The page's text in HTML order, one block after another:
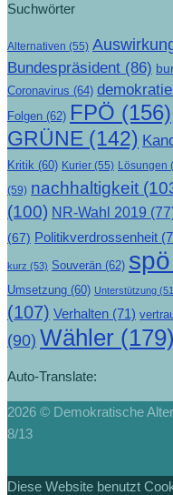
Suchwörter
Alternativen (55)
Bundespräsident (86)
Coronavirus (64) demokratie
Folgen (62) FPÖ (156)
GRÜNE (142)
Kritik (60) Kurier (55) Lösungen
(59) nachhaltigkeit
(100) NR-Wahl 2019
(67) Politikverdrossenheit
kurz (53) Souverän (62) spö
Umsetzung (60) Unterstützung
(107) Verhalten (71)
(90) Wähler (179)
Auto-Translate:
2026 © Demokratische
8/13
Diese Website benutzt